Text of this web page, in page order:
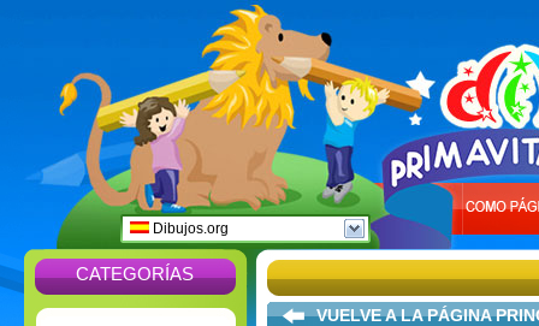
Dibujos.org
CATEGORÍAS
VUELVE A LA PÁGINA